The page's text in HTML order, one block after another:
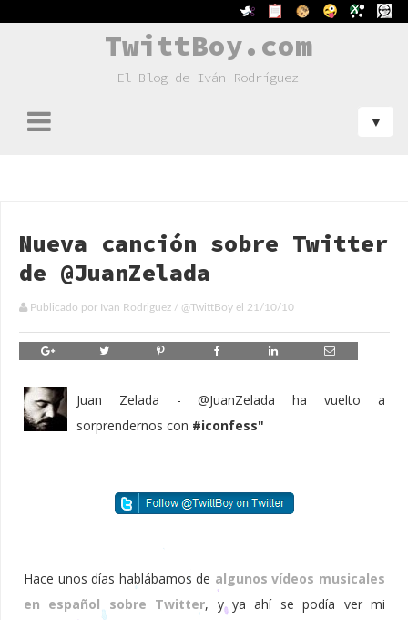
TwittBoy.com
El Blog de Iván Rodríguez
Nueva canción sobre Twitter
de @JuanZelada
Publicado por Ivan Rodriguez / @TwittBoy el 21/10/10
Juan Zelada - @JuanZelada ha vuelto a
sorprendernos con #iconfess"
Hace unos días hablábamos de algunos vídeos musicales
en español sobre Twitter, y ya ahí se podía ver mi